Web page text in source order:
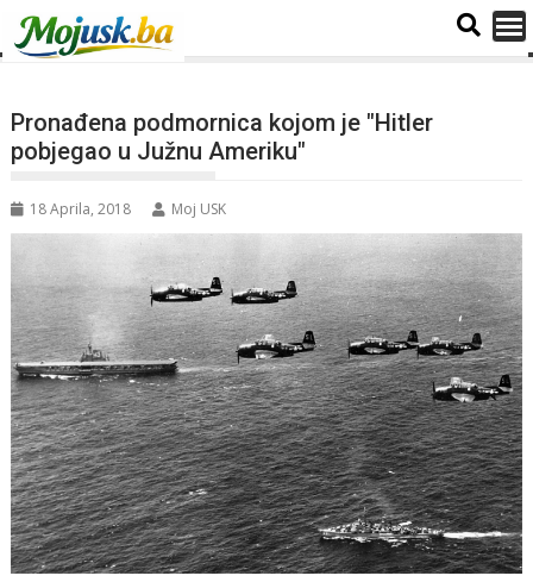
Pronađena podmornica kojom je "Hitler
pobjegao u Južnu Ameriku"
18 Aprila, 2018 Moj USK